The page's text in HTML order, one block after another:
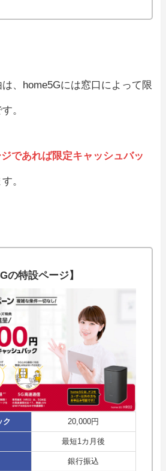
、home5Gには窓口によって限
。
であれば限定キャッシュバッ
。
の特設ページ】
ク 20,000円
最短1カ月後
銀行振込